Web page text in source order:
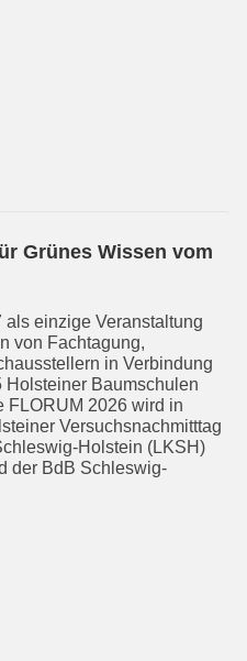
Grünes Wissen vom
einzige Veranstaltung
von Fachtagung,
in Verbin­dung
Hol­steiner Baumschulen
FLORUM 2026 wird in
Versuchs­nachmitttag
Holstein (LKSH)
der BdB Schleswig-